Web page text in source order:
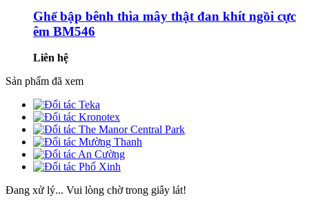
Ghế bập bênh thìa mây thật đan khít ngồi cực
êm BM546
Liên hệ
Sản phẩm đã xem
Đang xử lý... Vui lòng chờ trong giây lát!